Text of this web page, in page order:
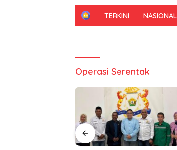
H
TERKINI NASIONAL
Operasi Serentak